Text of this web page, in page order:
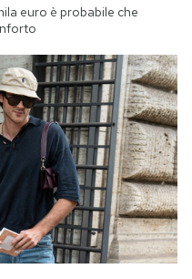
euro è probabile che